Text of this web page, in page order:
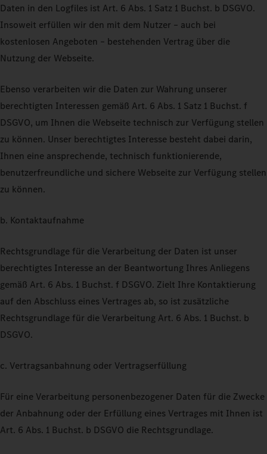
Daten in den Logfiles ist Art. 6 Abs. 1 Satz 1 Buchst. b DSGVO.
Insoweit erfüllen wir den mit dem Nutzer – auch bei
kostenlosen Angeboten – bestehenden Vertrag über die
Nutzung der Webseite.
Ebenso verarbeiten wir die Daten zur Wahrung unserer
berechtigten Interessen gemäß Art. 6 Abs. 1 Satz 1 Buchst. f
DSGVO, um Ihnen die Webseite technisch zur Verfügung stellen
zu können. Unser berechtigtes Interesse besteht dabei darin,
Ihnen eine ansprechende, technisch funktionierende,
benutzerfreundliche und sichere Webseite zur Verfügung stellen
zu können.
b. Kontaktaufnahme
Rechtsgrundlage für die Verarbeitung der Daten ist unser
berechtigtes Interesse an der Beantwortung Ihres Anliegens
gemäß Art. 6 Abs. 1 Buchst. f DSGVO. Zielt Ihre Kontaktierung
auf den Abschluss eines Vertrages ab, so ist zusätzliche
Rechtsgrundlage für die Verarbeitung Art. 6 Abs. 1 Buchst. b
DSGVO.
c. Vertragsanbahnung oder Vertragserfüllung
Für eine Verarbeitung personenbezogener Daten für die Zwecke
der Anbahnung oder der Erfüllung eines Vertrages mit Ihnen ist
Art. 6 Abs. 1 Buchst. b DSGVO die Rechtsgrundlage.